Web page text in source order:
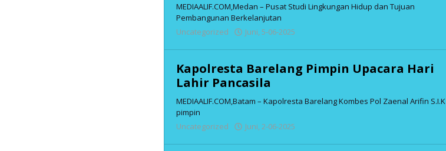
MEDIAALIF.COM,Medan – Pusat Studi Lingkungan Hidup dan Tujuan
Pembangunan Berkelanjutan
Uncategorized
Juni, 5-06-2025
Kapolresta Barelang Pimpin Upacara Hari
Lahir Pancasila
MEDIAALIF.COM,Batam – Kapolresta Barelang Kombes Pol Zaenal Arifin S.I.K
pimpin
Uncategorized
Juni, 2-06-2025